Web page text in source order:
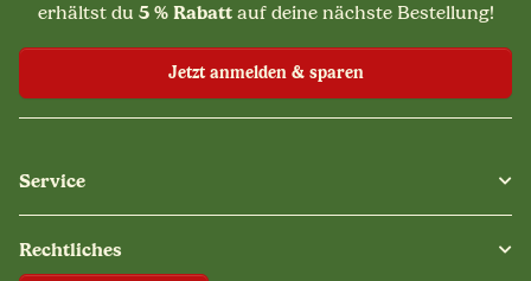
erhältst du 5 % Rabattauf deine nächste Bestellung!
Jetzt anmelden & sparen
Service
Rechtliches